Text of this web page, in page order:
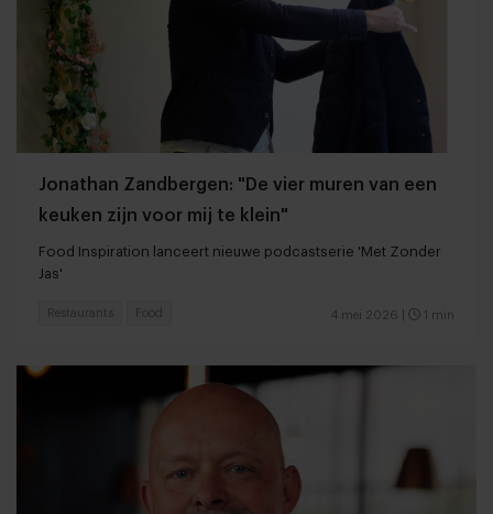
Jonathan Zandbergen: "De vier muren van een
keuken zijn voor mij te klein"
Food Inspiration lanceert nieuwe podcastserie 'Met Zonder
Jas'
4 mei 2026 1 min
Restaurants Food